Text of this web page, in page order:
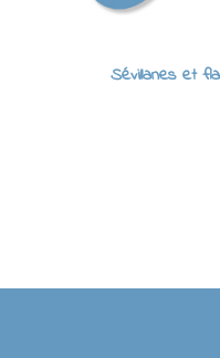
Sévillanes et